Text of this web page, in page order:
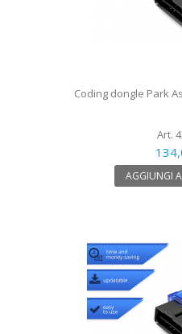
Coding dongle Park
Art.
AGGIUNGI